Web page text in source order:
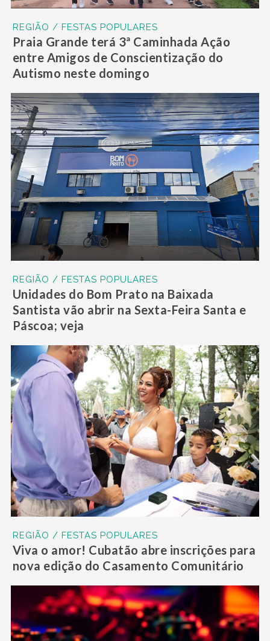
REGIÃO / FESTAS POPULARES
Praia Grande terá 3ª Caminhada Ação
entre Amigos de Conscientização do
Autismo neste domingo
REGIÃO / FESTAS POPULARES
Unidades do Bom Prato na Baixada
Santista vão abrir na Sexta-Feira Santa e
Páscoa; veja
REGIÃO / FESTAS POPULARES
Viva o amor! Cubatão abre inscrições para
nova edição do Casamento Comunitário